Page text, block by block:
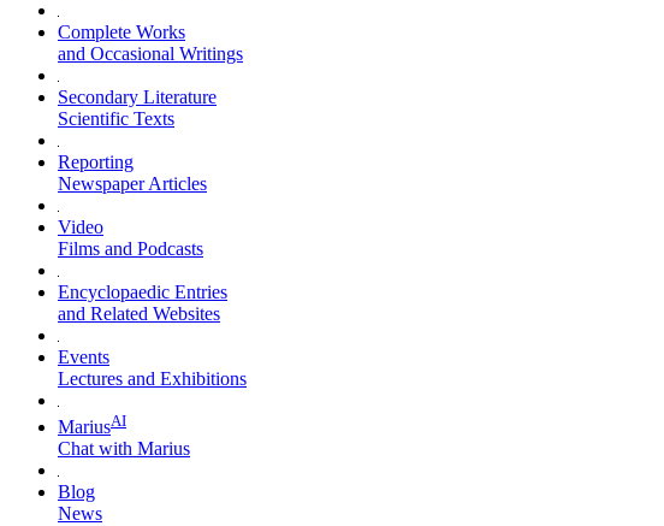
Complete Works
and Occasional Writings
Secondary Literature
Scientific Texts
Reporting
Newspaper Articles
Video
Films and Podcasts
Encyclopaedic Entries
and Related Websites
Events
Lectures and Exhibitions
MariusAI
Chat with Marius
Blog
News